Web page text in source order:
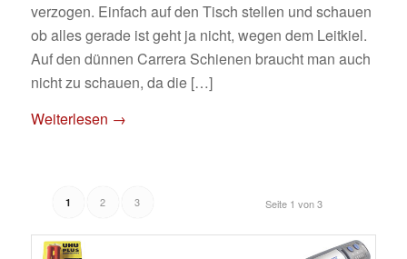
verzogen. Einfach auf den Tisch stellen und schauen
ob alles gerade ist geht ja nicht, wegen dem Leitkiel.
Auf den dünnen Carrera Schienen braucht man auch
nicht zu schauen, da die […]
Weiterlesen →
Seite 1 von 3
1 2 3